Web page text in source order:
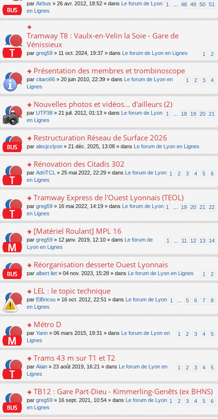
ult
le
m
s
s
e
n
o
n
lu
pl
s
ré
c
e
1 48 49 50 51
par Airbus » 26 avr. 2012, 18:52 » dans
Le forum de Lyon
en Lignes
o
n
ult
er
le
m
e
s
a
g
e
n
o
n
pl
u
s
ré
c
nt
Tramway T8 : Vaulx-en-Velin la Soie - Gare de
Vénissieux
1 2
par greg59 » 11 oct. 2024, 19:37 » dans Le forum de Lyon en Lignes
o
s
er
le
m
e
s
s
e
n
o
n
lu
pl
ré
c
nt
Présentation des membres et trombinoscope
1 2 3 4
par citaro66 » 20 juin 2010, 22:39 » dans
Le forum de Lyon en
Lignes
o
n
s
er
le
m
e
s
s
e
n
o
n
lu
pl
ré
c
e
Nouvelles photos et vidéos... d'ailleurs (2)
1 18 19 20 21
par UTP38 » 21 juil. 2012, 01:13 » dans
Le forum de Lyon
en Lignes
o
n
ult
er
le
m
e
s
s
e
n
o
n
lu
pl
s
ré
c
e
Restructuration Réseau de Surface 2026
par alecjcclyon » 21 déc. 2025, 13:08 » dans Le forum de Lyon en Lignes
o
n
s
er
le
m
e
s
s
a
n
o
n
lu
pl
ré
c
nt
Rénovation des Citadis 302
1 2 3 4 5 6
par AdriTCL » 25 mai 2022, 22:29 » dans
Le forum de Lyon
en Lignes
o
n
s
er
le
m
e
s
s
e
n
o
n
lu
pl
ré
c
nt
Tramway Express de l'Ouest Lyonnais (TEOL)
1 19 20 21 22
par greg59 » 16 mai 2022, 14:19 » dans
Le forum de Lyon
en Lignes
o
s
er
le
m
e
s
s
e
n
o
n
lu
pl
ré
c
e
nt
[Matériel Roulant] MPL 16
1 11 12 13 14
par greg59 » 12 janv. 2019, 12:10 » dans
Le forum de
Lyon en Lignes
o
n
ult
er
le
m
e
s
s
e
n
o
n
lu
pl
Réorganisation desserte Ouest Lyonnais
1 2
par albert liet » 04 nov. 2023, 15:28 » dans Le forum de Lyon en Lignes
o
n
s
er
le
m
e
s
s
a
n
o
n
lu
LEL : le topic technique
1 5 6 7 8
par ElBricou » 16 oct. 2012, 22:51 » dans
Le forum de Lyon
en Lignes
o
s
er
le
m
e
s
s
a
Métro D
1 2 3 4 5
par Yann » 06 mars 2015, 19:31 » dans
Le forum de Lyon en
Lignes
o
s
er
le
m
e
Trams 43 m sur T1 et T2
1 2 3 4 5
par Alain » 23 août 2019, 16:21 » dans
Le forum de Lyon en
Lignes
o
n
s
TB12 : Gare Part-Dieu - Kimmerling-Genêts (ex BHNS)
1 2 3 4 5 6
par greg59 » 16 sept. 2021, 10:54 » dans
Le forum de Lyon
en Lignes